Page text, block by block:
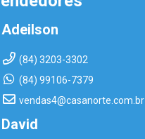
Adeilson
(84) 3203-3302
(84) 99106-7379
vendas4@casanorte.com.br
David